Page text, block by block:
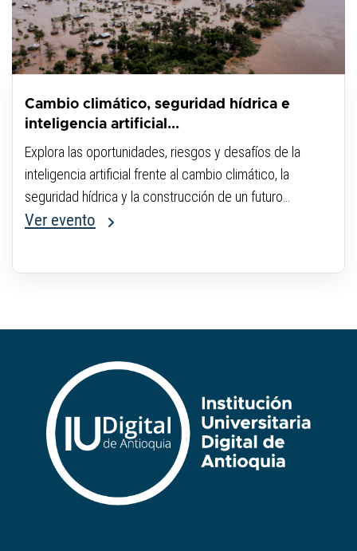
Cambio climático, seguridad hídrica e
inteligencia artificial...
Explora las oportunidades, riesgos y desafíos de la
inteligencia artificial frente al cambio climático, la
seguridad hídrica y la construcción de un futuro
sostenible.
Ver evento